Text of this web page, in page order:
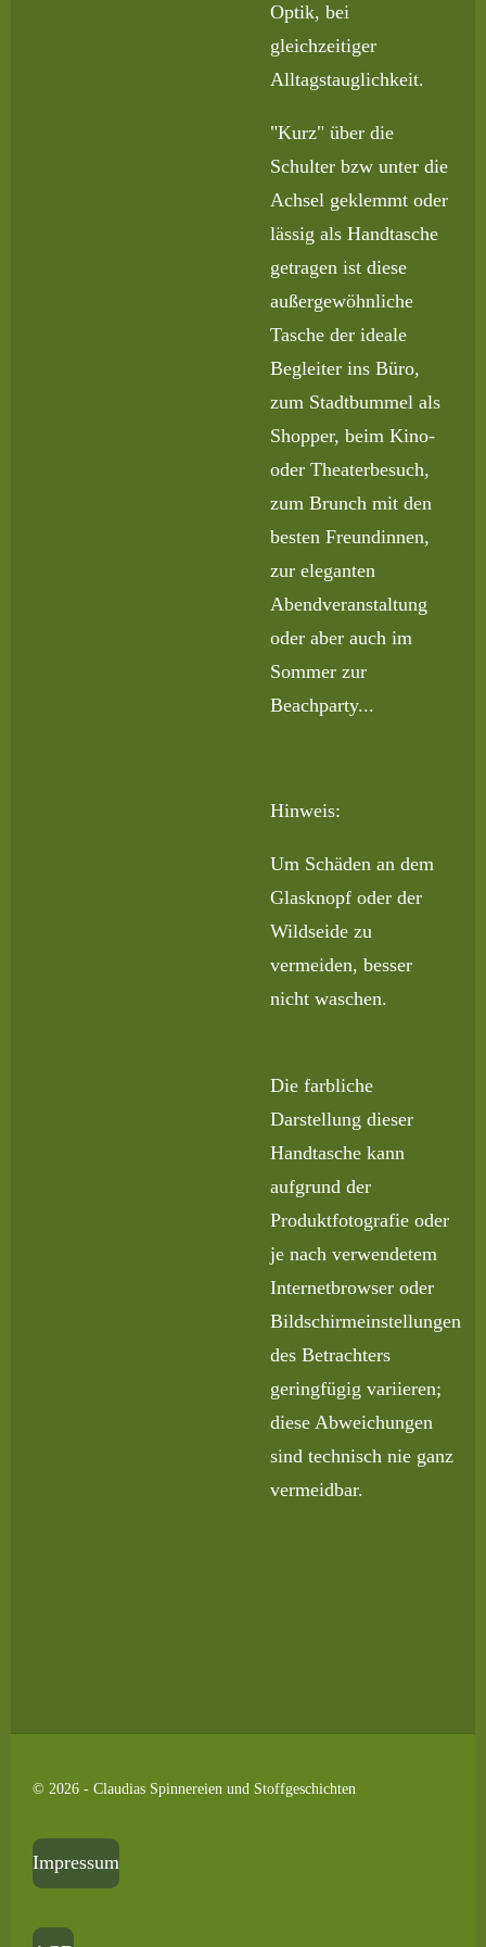
Optik, bei
gleichzeitiger
Alltagstauglichkeit.
"Kurz" über die
Schulter bzw unter die
Achsel geklemmt oder
lässig als Handtasche
getragen ist diese
außergewöhnliche
Tasche der ideale
Begleiter ins Büro,
zum Stadtbummel als
Shopper, beim Kino-
oder Theaterbesuch,
zum Brunch mit den
besten Freundinnen,
zur eleganten
Abendveranstaltung
oder aber auch im
Sommer zur
Beachparty...
Hinweis:
Um Schäden an dem
Glasknopf oder der
Wildseide zu
vermeiden, besser
nicht waschen.
Die farbliche
Darstellung dieser
Handtasche kann
aufgrund der
Produktfotografie oder
je nach verwendetem
Internetbrowser oder
Bildschirmeinstellungen
des Betrachters
geringfügig variieren;
diese Abweichungen
sind technisch nie ganz
vermeidbar.
© 2026 - Claudias Spinnereien und Stoffgeschichten
Impressum